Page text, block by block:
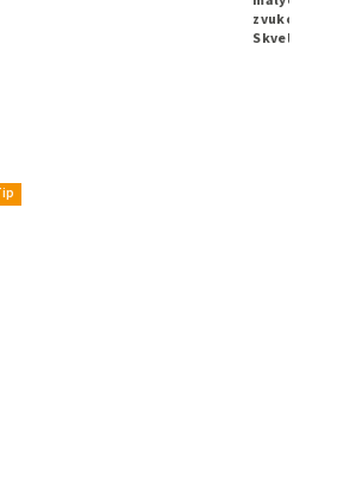
zvukovým
Skvelý prvý